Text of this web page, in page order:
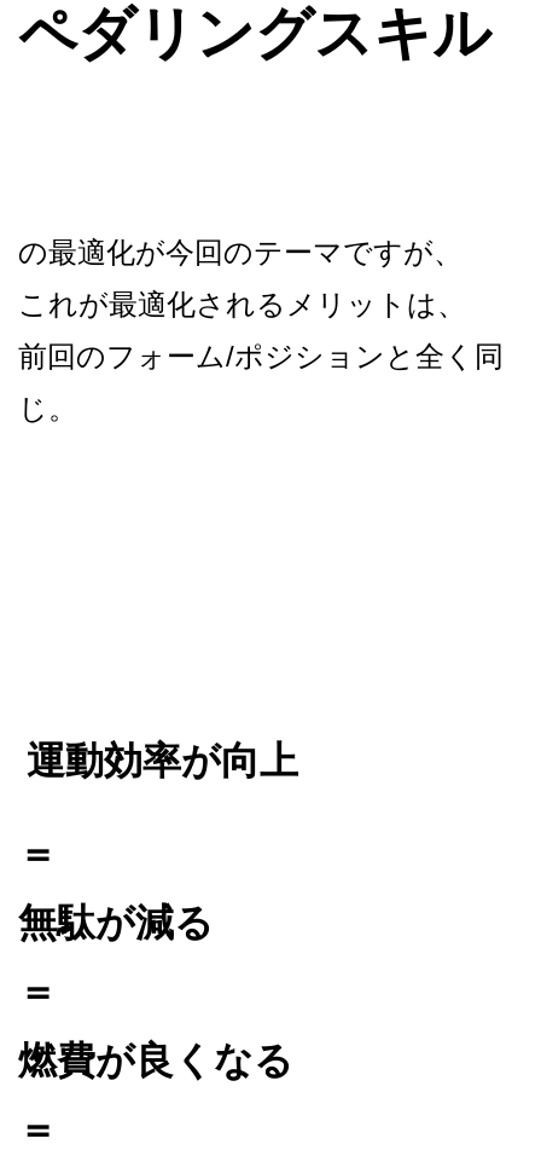
ペダリングスキル
の最適化が今回のテーマですが、
これが最適化されるメリットは、
前回のフォーム/ポジションと全く同
じ。
運動効率が向上
＝
無駄が減る
＝
燃費が良くなる
＝